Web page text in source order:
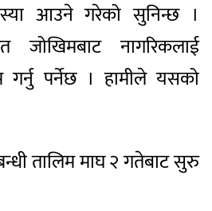
आउने गरेको सुनिन्छ ।
जोखिमबाट नागरिकलाई
पर्नेछ । हामीले यसको
तालिम माघ २ गतेबाट सुरु